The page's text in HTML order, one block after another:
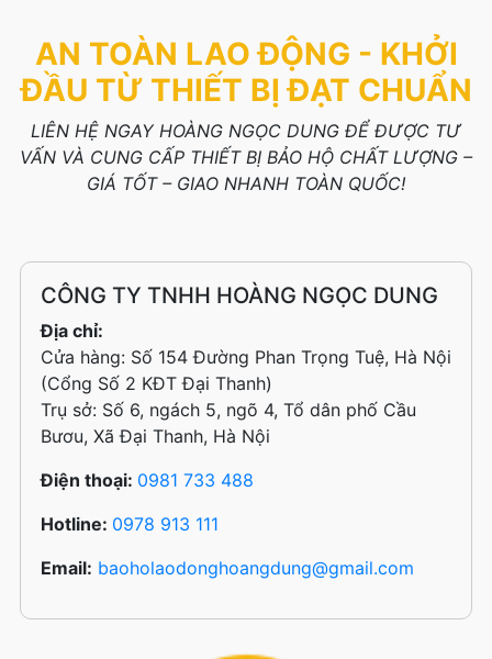
AN TOÀN LAO ĐỘNG - KHỞI
ĐẦU TỪ THIẾT BỊ ĐẠT CHUẨN
LIÊN HỆ NGAY HOÀNG NGỌC DUNG ĐỂ ĐƯỢC TƯ
VẤN VÀ CUNG CẤP THIẾT BỊ BẢO HỘ CHẤT LƯỢNG –
GIÁ TỐT – GIAO NHANH TOÀN QUỐC!
CÔNG TY TNHH HOÀNG NGỌC DUNG
Địa chỉ:
Cửa hàng: Số 154 Đường Phan Trọng Tuệ, Hà Nội
(Cổng Số 2 KĐT Đại Thanh)
Trụ sở: Số 6, ngách 5, ngõ 4, Tổ dân phố Cầu
Bươu, Xã Đại Thanh, Hà Nội
Điện thoại: 0981 733 488
Hotline: 0978 913 111
Email: baoholaodonghoangdung@gmail.com